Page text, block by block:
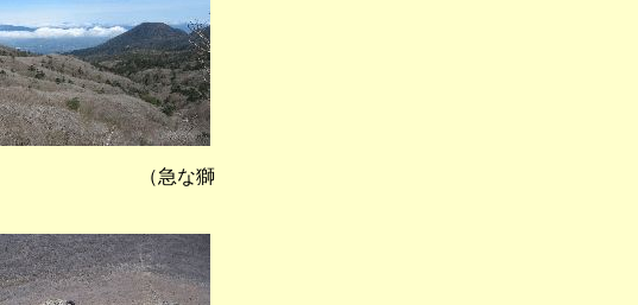
岳） （急な獅